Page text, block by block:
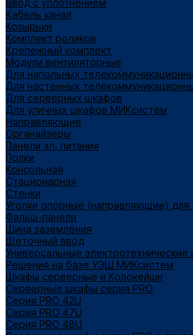
Ввод с уплотнением
Кабель канал
Козырьки
Комплект роликов
Крепежный комплект
Модули вентиляторные
Для напольных
Для настенных
Для серверных шкафов
Для уличных шкафов МИКсистем
Направляющие
Органайзеры
Панели эл. питания
Полки
Консольная
Стационарная
Стенки
Уголки опорные (направляющие) для
Фальш-панели
Шина заземления
Щеточный ввод
Универсальные электротехнические
Решения на базе УЭШ МИКсистем
Шкафы серверные и Колокейшн
Серверные шкафы серия PRO
Серия PRO 42U
Серия PRO 47U
Серия PRO 48U